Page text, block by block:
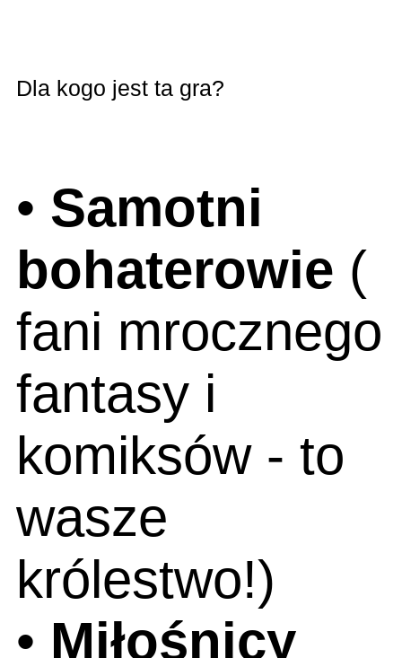
Dla kogo jest ta gra?
• Samotni
bohaterowie (
fani mrocznego
fantasy i
komiksów - to
wasze
królestwo!)
• Miłośnicy